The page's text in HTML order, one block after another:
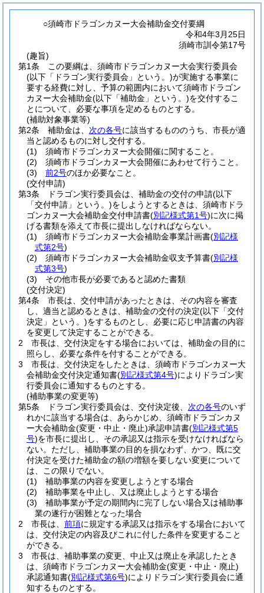
○須崎市ドラゴンカヌー大会補助金交付要綱
令和4年3月25日
須崎市訓令第17号
(趣旨)
第1条
この要綱は、須崎市ドラゴンカヌー大会実行委員会
(以下「ドラゴン実行委員会」という。)が実施する事業に
要する経費に対し、予算の範囲内において須崎市ドラゴン
カヌー大会補助金(以下「補助金」という。)を交付するこ
とについて、必要な事項を定めるものとする。
(補助対象事業等)
第2条
補助金は、 次の各号に該当するもののうち、市長が適
当と認めるものに対し交付する。
(1)
須崎市ドラゴンカヌー大会開催に関すること。
(2)
須崎市ドラゴンカヌー大会開催にあわせて行うこと。
(3)
前2号のほか必要なこと。
(交付申請)
第3条
ドラゴン実行委員会は、補助金の交付の申請(以下
「交付申請」という。)をしようとするときは、須崎市ドラ
ゴンカヌー大会補助金交付申請書(別記様式第1号)に次に掲
げる書類を添えて市長に提出しなければならない。
(1)
須崎市ドラゴンカヌー大会補助金事業計画書(別記様
式第2号)
(2)
須崎市ドラゴンカヌー大会補助金収支予算書(別記様
式第3号)
(3)
その他市長が必要であると認めた書類
(交付決定)
第4条
市長は、交付申請があったときは、その内容を審査
し、適当と認めるときは、補助金の交付の決定(以下「交付
決定」という。)をするものとし、必要に応じ申請書の内容
を変更して決定することができる。
2
市長は、交付決定をする場合においては、補助金の目的に
照らし、必要な条件を付することができる。
3
市長は、交付決定をしたときは、須崎市ドラゴンカヌー大
会補助金交付決定通知書(別記様式第4号)によりドラゴン実
行委員会に通知するものとする。
(補助事業の変更等)
第5条
ドラゴン実行委員会は、交付決定後、 次の各号のいず
れかに該当する場合は、あらかじめ、須崎市ドラゴンカヌ
ー大会補助金(変更・中止・廃止)承認申請書(別記様式第5
号)を市長に提出し、その承認又は指示を受けなければなら
ない。 ただし、補助事業の目的を損なわず、かつ、既に交
付決定を受けた補助金の額の増額を要しない変更について
は、この限りでない。
(1)
補助事業の内容を変更しようとする場合
(2)
補助事業を中止し、又は廃止しようとする場合
(3)
補助事業が予定の期間内に完了しない場合又は補助事
業の遂行が困難となった場合
2
市長は、 前項に規定する承認又は指示をする場合において
は、交付決定の内容及びこれに付した条件を変更すること
ができる。
3
市長は、補助事業の変更、中止又は廃止を承認したとき
は、須崎市ドラゴンカヌー大会補助金(変更・中止・廃止)
承認通知書(別記様式第6号)によりドラゴン実行委員会に通
知するものとする。